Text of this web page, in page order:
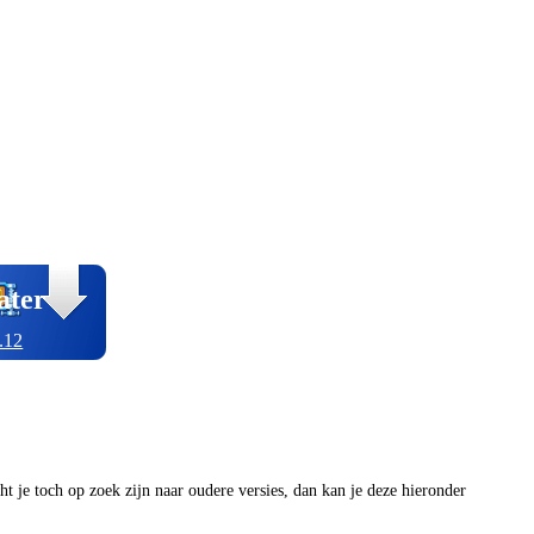
je toch op zoek zijn naar oudere versies, dan kan je deze hieronder